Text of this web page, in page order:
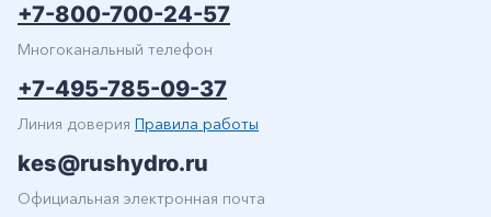
+7-800-700-24-57
Многоканальный телефон
+7-495-785-09-37
Линия доверия Правила работы
kes@rushydro.ru
Официальная электронная почта